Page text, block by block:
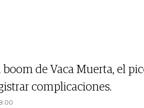
boom de Vaca Muerta, el
complicaciones.